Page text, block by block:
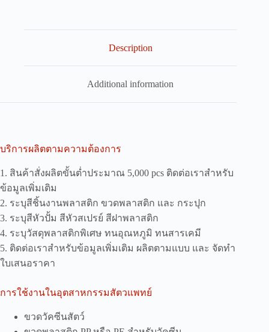
Description
Additional information
บริการผลิตตามความต้องการ
1. สินค้าสั่งผลิตขั้นต่ำประมาณ 5,000 pcs ติดต่อเราสำหรับ
ข้อมูลเพิ่มเติม
2. ระบุสีชิ้นงานพลาสติก ขวดพลาสติก และ กระปุก
3. ระบุสีหัวปั้ม สีหัวสเปรย์ สีฝาพลาสติก
4. ระบุวัสดุพลาสติกพิเศษ ทนอุณหภูมิ ทนสารเคมี
5. ติดต่อเราสำหรับข้อมูลเพิ่มเติม ผลิตตามแบบ และ จัดทำ
ใบเสนอราคา
การใช้งานในอุตสาหกรรมสัตวแพทย์
ขวดวัคซีนสัตว์